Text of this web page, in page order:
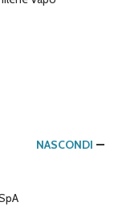
NASCONDI